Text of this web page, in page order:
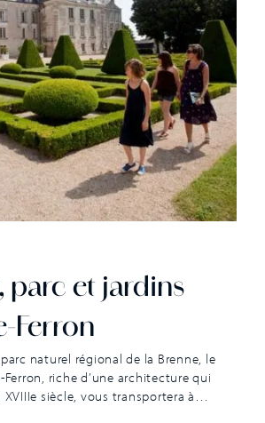
parc et jardins
Ferron
naturel régional de la Brenne, le
Ferron, riche d’une architecture qui
XVIIIe siècle, vous transportera à